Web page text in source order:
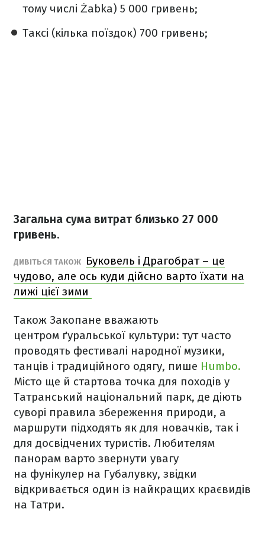
тому числі Żabka) 5 000 гривень;
Таксі (кілька поїздок) 700 гривень;
Загальна сума витрат близько 27 000
гривень.
ДИВІТЬСЯ ТАКОЖ
Буковель і Драгобрат – це
чудово, але ось куди дійсно варто їхати на
лижі цієї зими
Також Закопане вважають
центром ґуральської культури: тут часто
проводять фестивалі народної музики,
танців і традиційного одягу, пише Humbo.
Місто ще й стартова точка для походів у
Татранський національний парк, де діють
суворі правила збереження природи, а
маршрути підходять як для новачків, так і
для досвідчених туристів. Любителям
панорам варто звернути увагу
на фунікулер на Губалувку, звідки
відкривається один із найкращих краєвидів
на Татри.